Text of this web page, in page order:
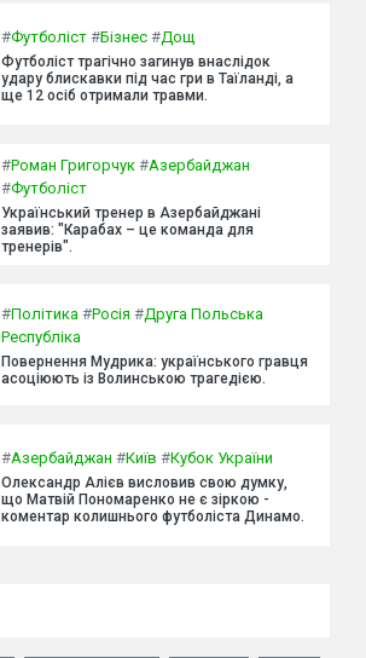
#Футболіст #Бізнес #Дощ
Футболіст трагічно загинув внаслідок
удару блискавки під час гри в Таїланді, а
ще 12 осіб отримали травми.
#Роман Григорчук #Азербайджан
#Футболіст
Український тренер в Азербайджані
заявив: "Карабах – це команда для
тренерів".
#Політика #Росія #Друга Польська
Республіка
Повернення Мудрика: українського гравця
асоціюють із Волинською трагедією.
#Азербайджан #Київ #Кубок України
Олександр Алієв висловив свою думку,
що Матвій Пономаренко не є зіркою -
коментар колишнього футболіста Динамо.